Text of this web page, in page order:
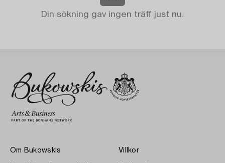
Din sökning gav ingen träff just nu.
Om Bukowskis Villkor